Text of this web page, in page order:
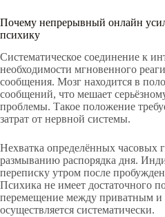
Почему непрерывный онлайн
психику
Систематическое соединение к
необходимости мгновенного
сообщения. Мозг находится в
сообщений, что мешает
проблемы. Такое положение
затрат от нервной системы.
Нехватка определённых часовых
размыванию распорядка дня.
переписку утром после
Психика не имеет достаточного
перемещение между приватным и
осуществляется систематически.